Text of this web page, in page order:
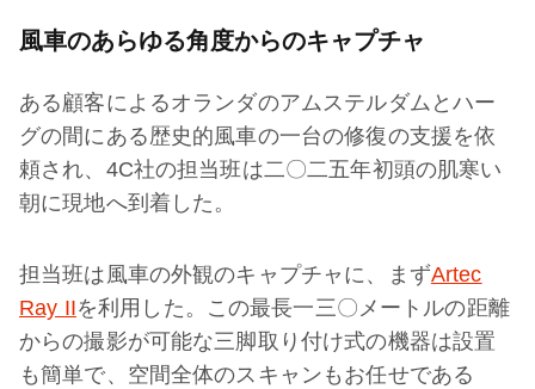
風車のあらゆる角度からのキャプチャ
ある顧客によるオランダのアムステルダムとハー
グの間にある歴史的風車の一台の修復の支援を依
頼され、4C社の担当班は二〇二五年初頭の肌寒い
朝に現地へ到着した。
担当班は風車の外観のキャプチャに、まずArtec
Ray IIを利用した。この最長一三〇メートルの距離
からの撮影が可能な三脚取り付け式の機器は設置
も簡単で、空間全体のスキャンもお任せである